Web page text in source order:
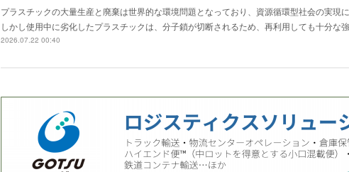
プラスチックの大量生産と廃棄は世界的な環境問題となっており、資源循環型社会の実現
しかし使用中に劣化したプラスチックは、分子鎖が切断されるため、再利用しても十分
2026.07.22 00:40